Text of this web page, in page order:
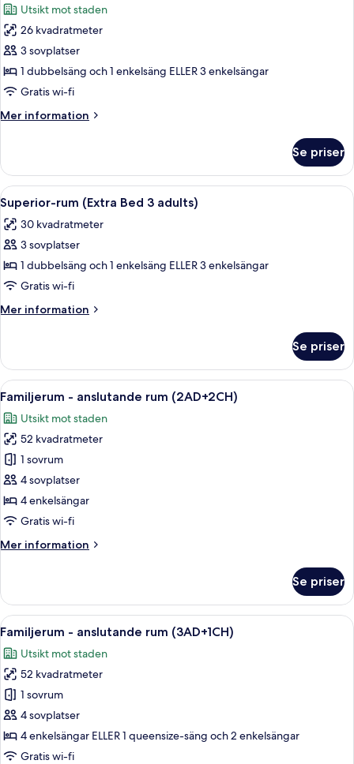
adults
+
child)
foton
för
Standardrum
(Extra
Bed
adults)
Utsikt mot staden
26 kvadratmeter
3 sovplatser
1 dubbelsäng och 1 enkelsäng ELLER 3 enkelsängar
Gratis wi-fi
Mer information
Mer
(Extra
Bed
3
adults)
Se priser
Öppna
alla
foton
för
Superior-
rum
(Extra
Bed
adults)
Ett hotellrum med en stor säng, ett
8
Superior-rum (Extra Bed 3 adults)
30 kvadratmeter
3 sovplatser
1 dubbelsäng och 1 enkelsäng ELLER 3 enkelsängar
Gratis wi-fi
Mer information
Mer
rum
(Extra
Bed
adults)
Se priser
Öppna
alla
foton
för
Familjerum
-
anslutande
rum
Ett hotellrum med en stor säng,
7
Familjerum - anslutande rum (2AD+2CH)
Utsikt mot staden
52 kvadratmeter
1 sovrum
4 sovplatser
4 enkelsängar
Gratis wi-fi
Mer information
Mer
-
anslutande
rum
(2AD+2CH)
Se priser
Öppna
alla
foton
för
Familjerum
-
anslutande
rum
Ett hotellrum med en stor säng,
7
Familjerum - anslutande rum (3AD+1CH)
Utsikt mot staden
52 kvadratmeter
1 sovrum
4 sovplatser
4 enkelsängar ELLER 1 queensize-säng och 2 enkelsängar
Gratis wi-fi